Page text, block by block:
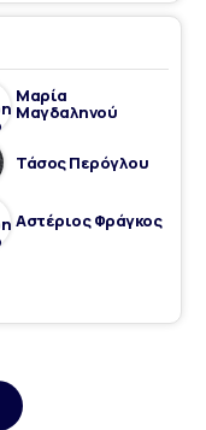
Μαρία
Μαγδαληνού
Τάσος Περόγλου
Αστέριος Φράγκος